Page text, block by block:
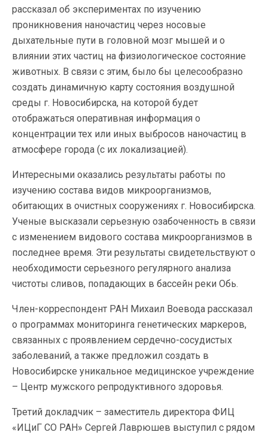
рассказал об экспериментах по изучению
проникновения наночастиц через носовые
дыхательные пути в головной мозг мышей и о
влиянии этих частиц на физиологическое состояние
животных. В связи с этим, было бы целесообразно
создать динамичную карту состояния воздушной
среды г. Новосибирска, на которой будет
отображаться оперативная информация о
концентрации тех или иных выбросов наночастиц в
атмосфере города (с их локализацией).
Интересными оказались результаты работы по
изучению состава видов микроорганизмов,
обитающих в очистных сооружениях г. Новосибирска.
Ученые высказали серьезную озабоченность в связи
с изменением видового состава микроорганизмов в
последнее время. Эти результаты свидетельствуют о
необходимости серьезного регулярного анализа
чистоты сливов, попадающих в бассейн реки Обь.
Член-корреспондент РАН Михаил Воевода рассказал
о программах мониторинга генетических маркеров,
связанных с проявлением сердечно-сосудистых
заболеваний, а также предложил создать в
Новосибирске уникальное медицинское учреждение
– Центр мужского репродуктивного здоровья.
Третий докладчик – заместитель директора ФИЦ
«ИЦиГ СО РАН» Сергей Лаврюшев выступил с рядом